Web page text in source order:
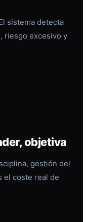
sistema detecta
riesgo excesivo y
objetiva
gestión del
el coste real de